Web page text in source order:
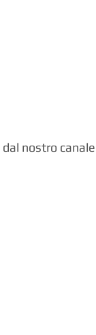
dal nostro